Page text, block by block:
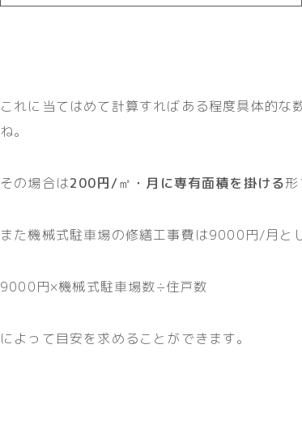
これに当てはめて計算すればある程度具体的
ね。
その場合は200円/㎡・月に専有面積を掛ける形
また機械式駐車場の修繕工事費は9000円/月とし
9000円×機械式駐車場数÷住戸数
によって目安を求めることができます。